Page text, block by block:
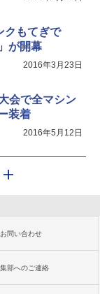
クもてぎで
が開幕
2016年3月23日
会で全マシン
装着
2016年5月12日
お問い合わせ
部へのご連絡